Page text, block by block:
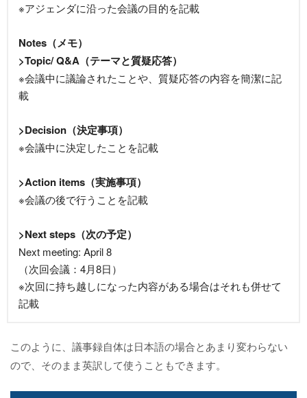
※アジェンダに沿った会議の目的を記載
Notes（メモ）
>Topic/ Q&A（テーマと質疑応答）
※会議中に議論されたことや、質疑応答の内容を簡潔に記
載
>Decision（決定事項）
※会議中に決定したことを記載
>Action items（実施事項）
※会議の後で行うことを記載
>Next steps（次の予定）
Next meeting: April 8
（次回会議：4月8日）
※次回に持ち越しになった内容がある場合はそれも併せて
記載
このように、議事録自体は日本語の場合とあまり変わらない
ので、そのまま英訳して使うこともできます。